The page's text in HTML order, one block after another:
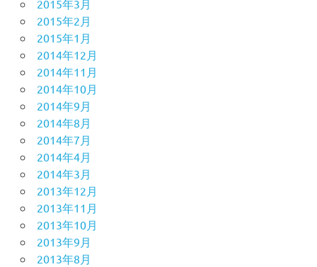
2015年3月
2015年2月
2015年1月
2014年12月
2014年11月
2014年10月
2014年9月
2014年8月
2014年7月
2014年4月
2014年3月
2013年12月
2013年11月
2013年10月
2013年9月
2013年8月